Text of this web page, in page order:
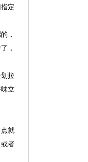
定
，
，
拉
立
就
者